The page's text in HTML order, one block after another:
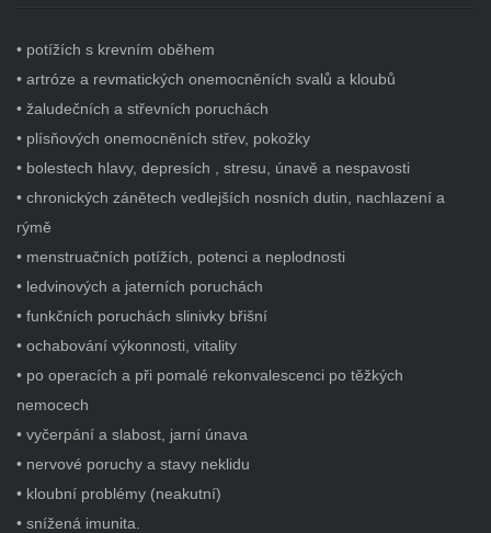
• potížích s krevním oběhem
• artróze a revmatických onemocněních svalů a kloubů
• žaludečních a střevních poruchách
• plísňových onemocněních střev, pokožky
• bolestech hlavy, depresích , stresu, únavě a nespavosti
• chronických zánětech vedlejších nosních dutin, nachlazení a
rýmě
• menstruačních potížích, potenci a neplodnosti
• ledvinových a jaterních poruchách
• funkčních poruchách slinivky břišní
• ochabování výkonnosti, vitality
• po operacích a při pomalé rekonvalescenci po těžkých
nemocech
• vyčerpání a slabost, jarní únava
• nervové poruchy a stavy neklidu
• kloubní problémy (neakutní)
• snížená imunita.